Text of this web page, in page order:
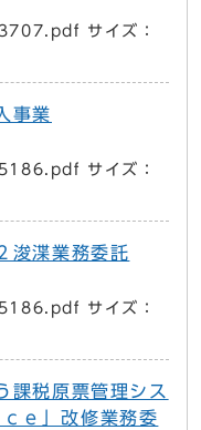
サイズ：
事業
サイズ：
浚渫業務委託
サイズ：
税原票管理シス
ｅ」改修業務委